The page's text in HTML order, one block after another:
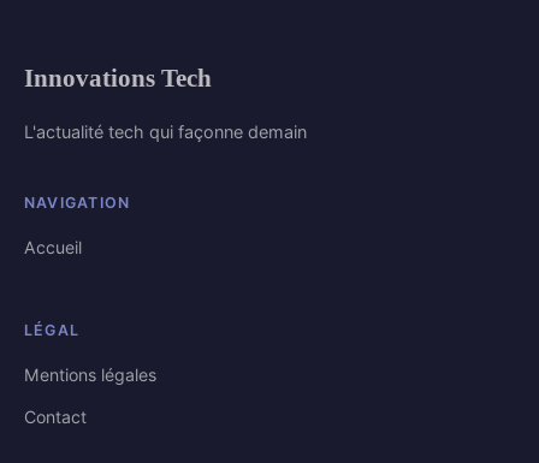
Innovations Tech
L'actualité tech qui façonne demain
NAVIGATION
Accueil
LÉGAL
Mentions légales
Contact